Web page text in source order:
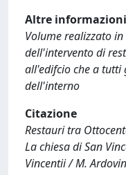
Altre informazioni
Volume realizzato
dell'intervento di
all'edifcio che a
dell'interno
Citazione
Restauri tra
La chiesa di San
Vincentii / M.